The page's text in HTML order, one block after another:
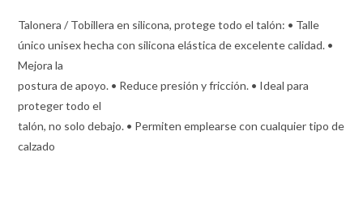
Talonera / Tobillera en silicona, protege todo el talón: • Talle
único unisex hecha con silicona elástica de excelente calidad. •
Mejora la
postura de apoyo. • Reduce presión y fricción. • Ideal para
proteger todo el
talón, no solo debajo. • Permiten emplearse con cualquier tipo de
calzado